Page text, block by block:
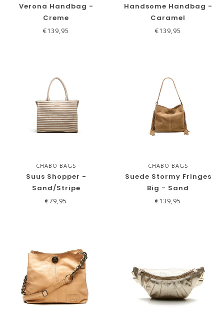
Verona Handbag -
Creme
€139,95
Handsome Handbag -
Caramel
€139,95
CHABO BAGS
Suus Shopper -
Sand/Stripe
€79,95
CHABO BAGS
Suede Stormy Fringes
Big - Sand
€139,95